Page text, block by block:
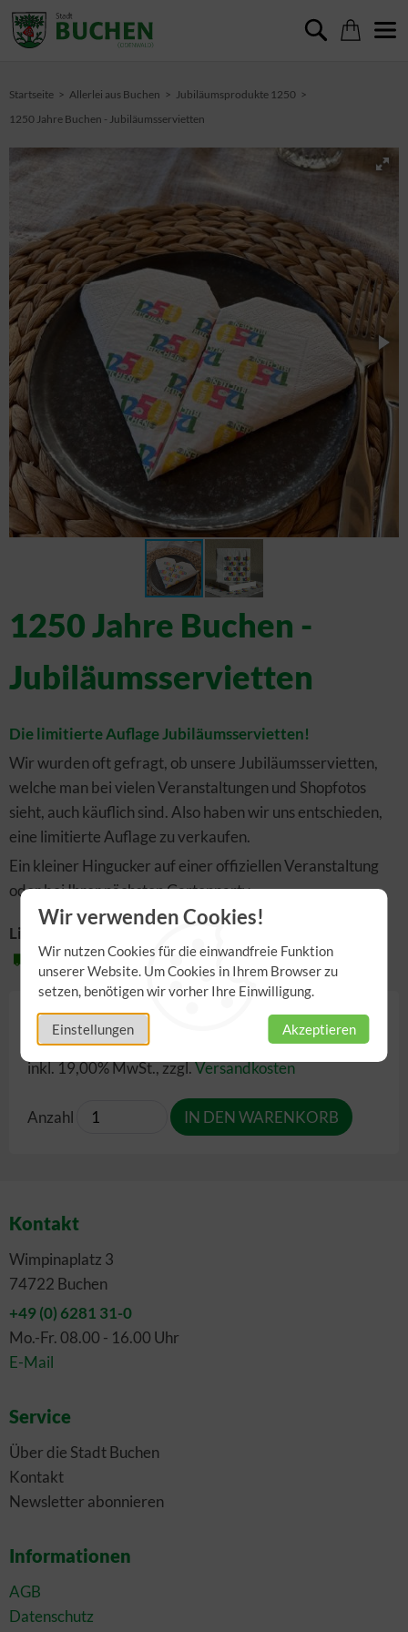
Wir verwenden Cookies!
Wir nutzen Cookies für die einwandfreie Funktion
unserer Website. Um Cookies in Ihrem Browser zu
setzen, benötigen wir vorher Ihre Einwilligung.
Einstellungen Akzeptieren
Startseite Allerlei aus Buchen
Jubiläumsprodukte 1250
1250 Jahre Buchen - Jubiläumsservietten
1250 Jahre Buchen -
Jubiläumsservietten
Die limitierte Auflage Jubiläumsservietten!
Wir wurden oft gefragt, ob unsere Jubiläumsservietten,
welche man bei vielen Veranstaltungen und Shopfotos
sieht, auch käuflich sind. Also haben wir uns entschieden,
eine limitierte Auflage zu verkaufen.
Ein kleiner Hingucker auf einer offiziellen Veranstaltung
oder bei Ihrer nächsten Gartenparty.
Lieferzeit:
2-3 Werktage
4,00 €
inkl. 19,00% MwSt.,zzgl.Versandkosten
Anzahl
Kontakt
Wimpinaplatz 3
74722 Buchen
+49 (0) 6281 31-0
Mo.-Fr. 08.00 - 16.00 Uhr
E-Mail
Service
Über die Stadt Buchen
Kontakt
Newsletter abonnieren
Informationen
AGB
Datenschutz